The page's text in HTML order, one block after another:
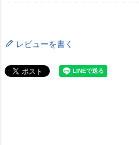
レビューを書く